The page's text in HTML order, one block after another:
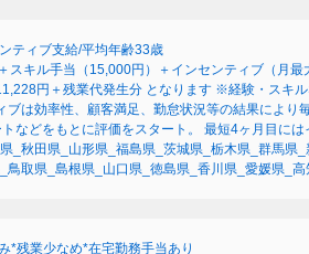
ティブ支給/平均年齢33歳
キル手当（15,000円）＋インセンティブ（月
円＋残業代発生分 となります ※経験・スキ
効率性、顧客満足、勤怠状況等の結果により
などをもとに評価をスタート。 最短4ヶ月目には
秋田県_山形県_福島県_茨城県_栃木県_群馬県
取県_島根県_山口県_徳島県_香川県_愛媛県_
*残業少なめ*在宅勤務手当あり